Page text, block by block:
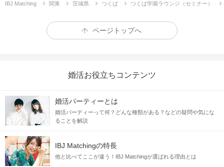
IBJ Matching 関東 茨城県 つくば つくば学園ラウンジ（セミナー）
ページトップへ
婚活お役立ちコンテンツ
婚活パーティーとは
婚活パーティーって何？どんな種類がある？などの疑問や気にな
ることを解説
IBJ Matchingの特長
他と比べてここが違う！IBJ Matchingが選ばれる理由とは